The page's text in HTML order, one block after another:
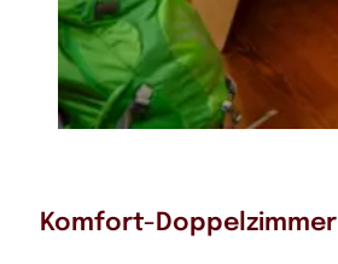
Komfort-Doppelzimmer